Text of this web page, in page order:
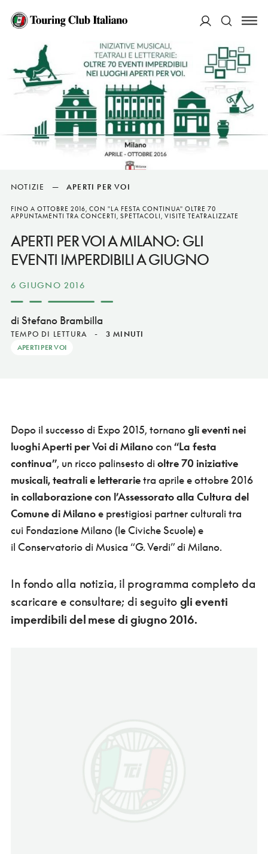
Cerca
NOTIZIE — APERTI PER VOI
FINO A OTTOBRE 2016, CON "LA FESTA CONTINUA" OLTRE 70
APPUNTAMENTI TRA CONCERTI, SPETTACOLI, VISITE TEATRALIZZATE
APERTI PER VOI A MILANO: GLI
EVENTI IMPERDIBILI A GIUGNO
6 GIUGNO 2016
di Stefano Brambilla
TEMPO DI LETTURA - 3 MINUTI
APERTI PER VOI
Dopo il successo di Expo 2015, tornanogli eventi nei
luoghi Aperti per Voi di Milanocon“La festa
continua”, un ricco palinsesto dioltre 70 iniziative
musicali, teatrali e letterarietra aprile e ottobre 2016
in collaborazione con l’Assessorato alla Cultura del
Comune di Milanoe prestigiosi partner culturali tra
cui Fondazione Milano (le Civiche Scuole) e
il Conservatorio di Musica “G. Verdi” di Milano.
In fondo alla notizia, il programma completo da
scaricare e consultare; di seguito gli eventi
imperdibili del mese di giugno 2016.